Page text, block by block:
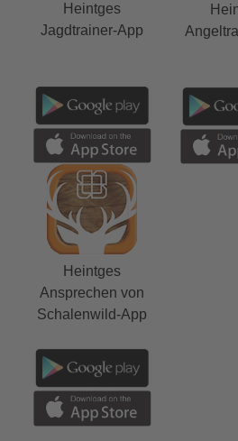
Heintges
Jagdtrainer-App
Heintges
Ansprechen von
Schalenwild-App